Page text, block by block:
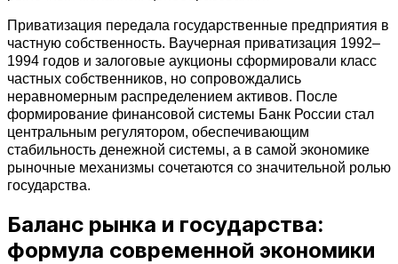
Приватизация передала государственные предприятия в
частную собственность. Ваучерная приватизация 1992–
1994 годов и залоговые аукционы сформировали класс
частных собственников, но сопровождались
неравномерным распределением активов. После
формирование финансовой системы Банк России стал
центральным регулятором, обеспечивающим
стабильность денежной системы, а в самой экономике
рыночные механизмы сочетаются со значительной ролью
государства.
Баланс рынка и государства:
формула современной экономики